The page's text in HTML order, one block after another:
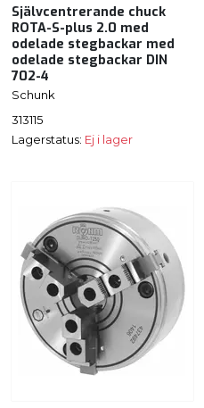
Självcentrerande chuck
ROTA-S-plus 2.0 med
odelade stegbackar med
odelade stegbackar DIN
702-4
Schunk
313115
Lagerstatus: Ej i lager